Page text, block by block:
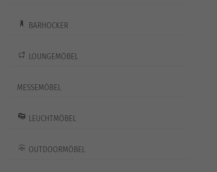
BARHOCKER
LOUNGEMÖBEL
MESSEMÖBEL
LEUCHTMÖBEL
OUTDOORMÖBEL